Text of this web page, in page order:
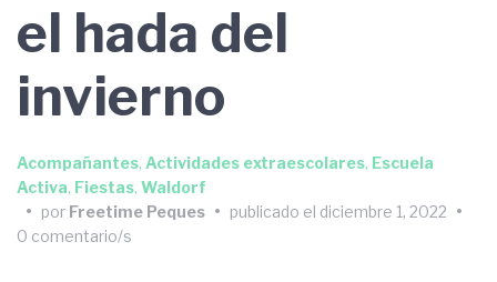
el hada del
invierno
Acompañantes, Actividades extraescolares, Escuela
Activa, Fiestas, Waldorf
• por Freetime Peques • publicado el diciembre 1, 2022 •
0 comentario/s